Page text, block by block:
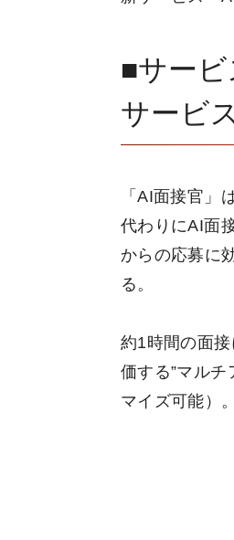
■サー
サービ
「AI面接官」
代わりにAI面
からの応募に
る。
約1時間の面
価する”マル
マイズ可能）。